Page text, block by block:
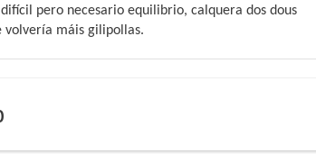
pero necesario equilibrio, calquera dos dous
volvería máis gilipollas.